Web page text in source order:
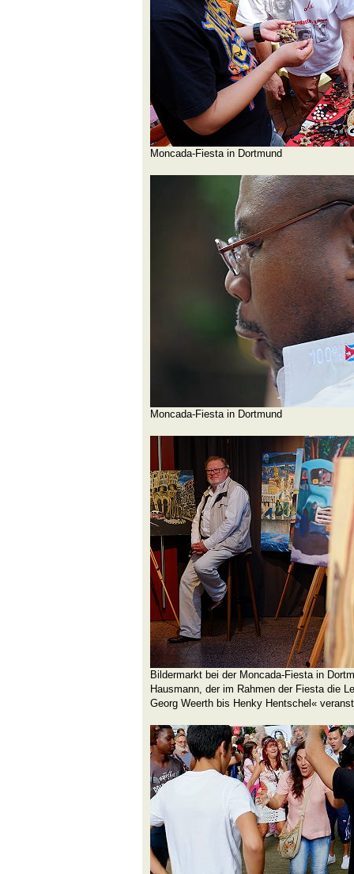
Moncada-Fiesta in Dortmund
Moncada-Fiesta in Dortmund
Bildermarkt bei der Moncada-Fiesta in
Hausmann, der im Rahmen der Fiesta die
Georg Weerth bis Henky Hentschel«